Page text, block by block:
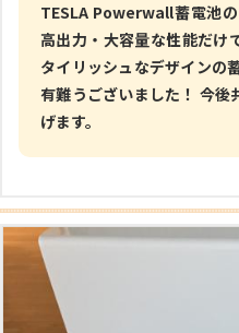
TESLA Powerwall蓄電池
高出力・大容量な性能だけ
タイリッシュなデザインの
有難うございました！ 今
げます。